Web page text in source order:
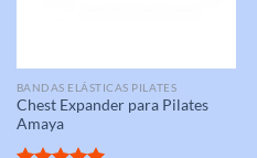
BANDAS ELÁSTICAS PILATES
Chest Expander para Pilates
Amaya